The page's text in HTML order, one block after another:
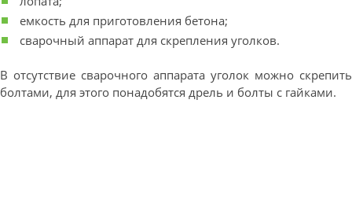
емкость для приготовления бетона;
сварочный аппарат для скрепления уголков.
В отсутствие сварочного аппарата уголок можно скрепить
болтами, для этого понадобятся дрель и болты с гайками.